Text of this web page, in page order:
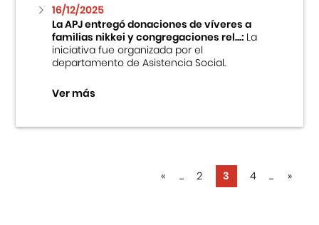
16/12/2025
La APJ entregó donaciones de víveres a
familias nikkei y congregaciones rel...:La
iniciativa fue organizada por el
departamento de Asistencia Social.
Ver más
« ... 2 3 4 ... »